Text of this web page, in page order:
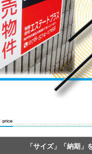
「サイズ」「納期